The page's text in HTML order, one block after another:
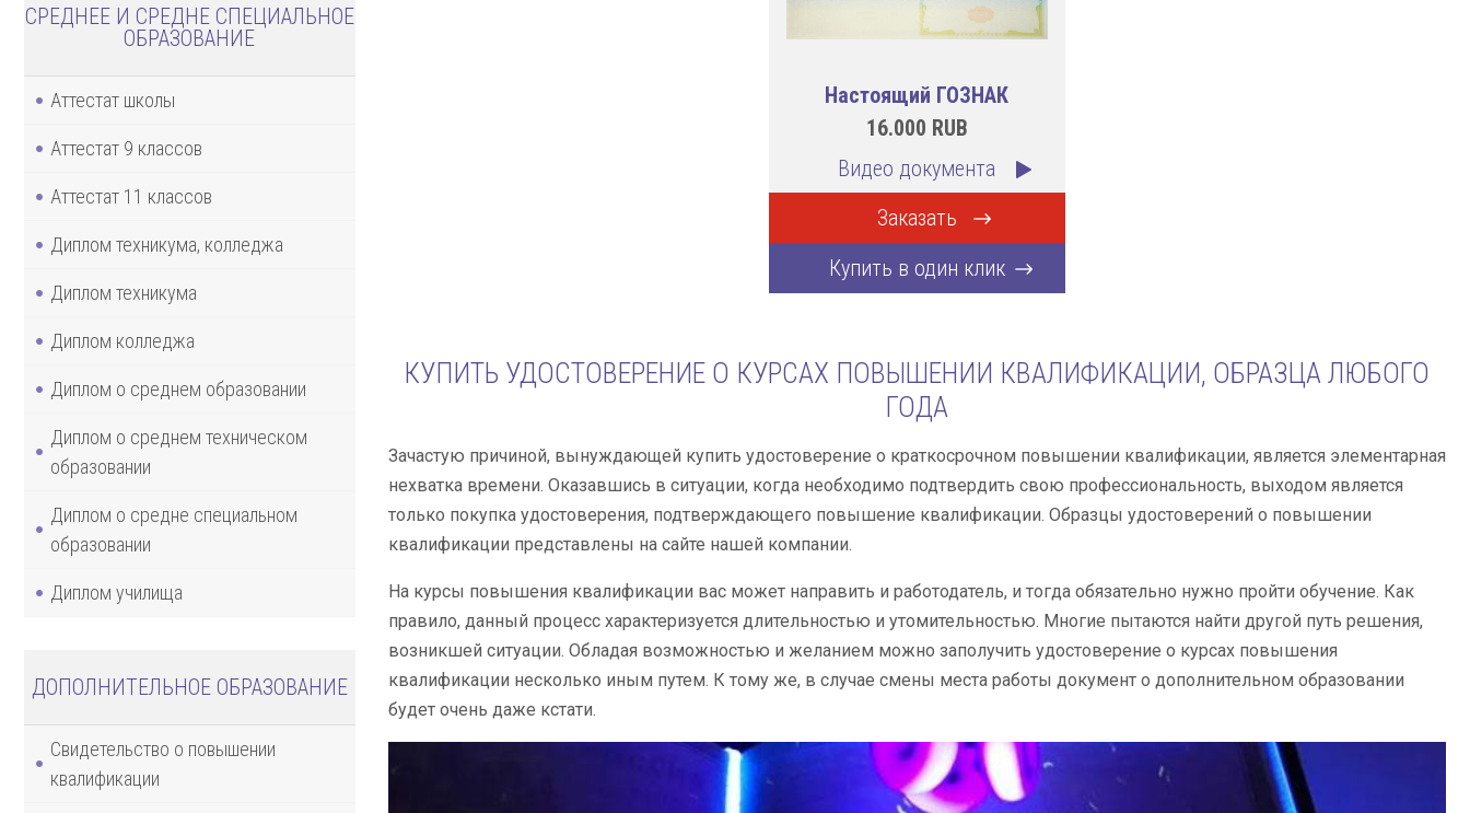
СРЕДНЕЕ И СРЕДНЕ СПЕЦИАЛЬНОЕ
ОБРАЗОВАНИЕ
Аттестат школы
Аттестат 9 классов
Аттестат 11 классов
Диплом техникума, колледжа
Диплом техникума
Диплом колледжа
Диплом о среднем образовании
Диплом о среднем техническом
образовании
Диплом о средне специальном
образовании
Диплом училища
ДОПОЛНИТЕЛЬНОЕ ОБРАЗОВАНИЕ
Свидетельство о повышении
квалификации
Настоящий ГОЗНАК
16.000 RUB
Видео документа
Заказать
Купить в один клик
КУПИТЬ УДОСТОВЕРЕНИЕ О КУРСАХ ПОВЫШЕНИИ КВАЛИФИКАЦИИ, ОБРАЗЦА ЛЮБОГО
ГОДА
Зачастую причиной, вынуждающей купить удостоверение о краткосрочном повышении квалификации, является элементарная
нехватка времени. Оказавшись в ситуации, когда необходимо подтвердить свою профессиональность, выходом является
только покупка удостоверения, подтверждающего повышение квалификации. Образцы удостоверений о повышении
квалификации представлены на сайте нашей компании.
На курсы повышения квалификации вас может направить и работодатель, и тогда обязательно нужно пройти обучение. Как
правило, данный процесс характеризуется длительностью и утомительностью. Многие пытаются найти другой путь решения,
возникшей ситуации. Обладая возможностью и желанием можно заполучить удостоверение о курсах повышения
квалификации несколько иным путем. К тому же, в случае смены места работы документ о дополнительном образовании
будет очень даже кстати.